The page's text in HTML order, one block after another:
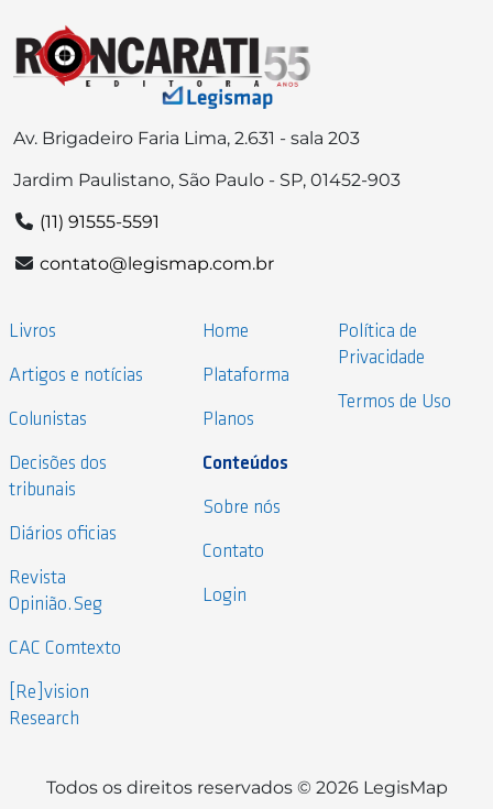
Av. Brigadeiro Faria Lima, 2.631 - sala 203
Jardim Paulistano, São Paulo - SP, 01452-903
(11) 91555-5591
contato@legismap.com.br
Livros
Artigos e notícias
Colunistas
Decisões dos
tribunais
Diários oficias
Revista
Opinião.Seg
CAC Comtexto
[Re]vision
Research
Home
Plataforma
Planos
Conteúdos
Sobre nós
Contato
Login
Política de
Privacidade
Termos de Uso
Todos os direitos reservados © 2026 LegisMap